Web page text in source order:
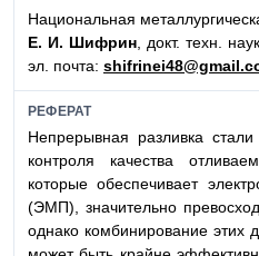
Национальная
Е. И. Шифрин, докт. техн.
эл. почта:
РЕФЕРАТ
Непрерывная разливка
контроля качества
которые обеспечивает
(ЭМП), значительно
однако комбинирование этих